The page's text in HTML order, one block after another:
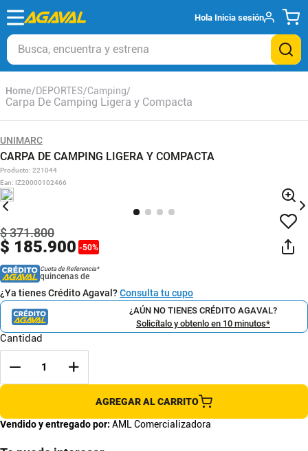
Hola Inicia sesión
Busca, encuentra y estrena
DEPORTES Camping
Carpa De Camping Ligera y Compacta
UNIMARC
CARPA DE CAMPING LIGERA Y COMPACTA
Producto: 221044
Ean: IZ20000102466
$ 185.900 -50%
$371.800
Cuota de Referencia*
quincenas de
¿Ya tienes Crédito Agaval?Consulta tu cupo
¿AÚN NO TIENES CRÉDITO AGAVAL?
Solicítalo y obtenlo en 10 minutos*
Cantidad
AGREGAR AL CARRITO
Vendido y entregado por: AML Comercializadora